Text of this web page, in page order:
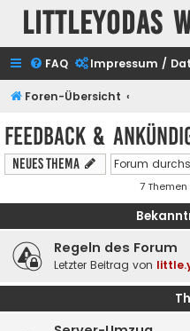
Littleyodas
FAQ Impressum /
Foren-Übersicht
Feedback &
Neues Thema
7 Themen
Regeln des Forum
Letzter Beitrag von